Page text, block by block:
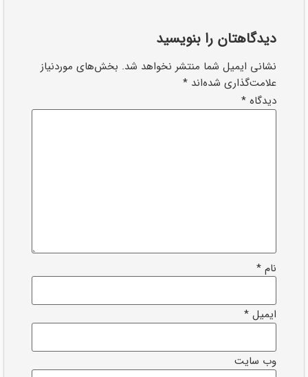
دیدگاهتان را بنویسید
نشانی ایمیل شما منتشر نخواهد شد. بخش‌های موردنیاز
علامت‌گذاری شده‌اند *
دیدگاه *
نام *
ایمیل *
وب‌ سایت